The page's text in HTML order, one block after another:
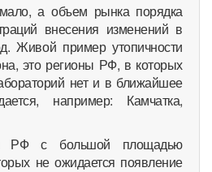
а объем рынка порядка
внесения изменений в
Живой пример утопичности
это регионы РФ, в которых
нет и в ближайшее
например: Камчатка,
РФ с большой площадью
не ожидается появление